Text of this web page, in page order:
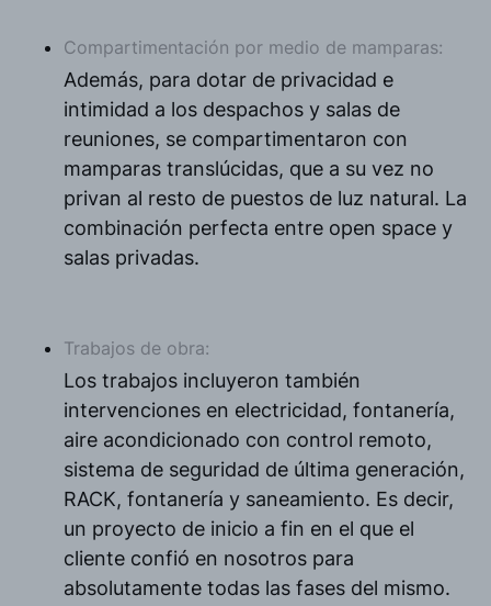
Compartimentación por medio de mamparas:
Además, para dotar de privacidad e
intimidad a los despachos y salas de
reuniones, se compartimentaron con
mamparas translúcidas, que a su vez no
privan al resto de puestos de luz natural. La
combinación perfecta entre open space y
salas privadas.
Trabajos de obra:
Los trabajos incluyeron también
intervenciones en electricidad, fontanería,
aire acondicionado con control remoto,
sistema de seguridad de última generación,
RACK, fontanería y saneamiento. Es decir,
un proyecto de inicio a fin en el que el
cliente confió en nosotros para
absolutamente todas las fases del mismo.